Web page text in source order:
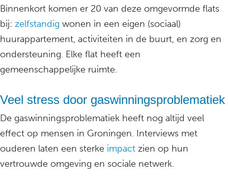
Binnenkort komen er 20 van deze omgevormde flats
bij: zelfstandig wonen in een eigen (sociaal)
huurappartement, activiteiten in de buurt, en zorg en
ondersteuning. Elke flat heeft een
gemeenschappelijke ruimte.
Veel stress door gaswinningsproblematiek
De gaswinningsproblematiek heeft nog altijd veel
effect op mensen in Groningen. Interviews met
ouderen laten een sterke impact zien op hun
vertrouwde omgeving en sociale netwerk.